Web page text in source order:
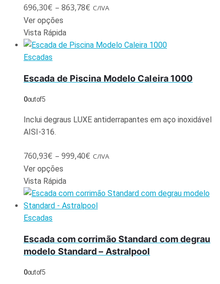
696,30€ – 863,78€ C/IVA
Ver opções
Vista Rápida
Escadas
Escada de Piscina Modelo Caleira 1000
0out of 5
Inclui degraus LUXE antiderrapantes em aço inoxidável
AISI-316.
760,93€ – 999,40€ C/IVA
Ver opções
Vista Rápida
Escadas
Escada com corrimão Standard com degrau
modelo Standard – Astralpool
0out of 5